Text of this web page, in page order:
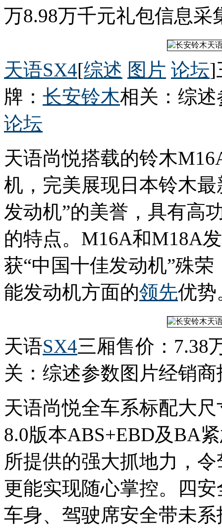
万8.98万千元礼包信息采
天语SX4[综述 图片 论坛]
牌： 长安铃木相关：综
论坛
天语尚悦搭载的铃木
机，完美展现日本铃木
发动机”的美誉，具有高
的特点。M16A和M18A
获“中国十佳发动机”殊
能发动机方面的领先优势
天语SX4三厢售价：7.38
关：综述参数图片经销
天语尚悦全车系标配大
8.0版本ABS+EBD及BA
所提供的强大抓地力，
更能实现随心掌控。四
车身、驾驶席安全带未